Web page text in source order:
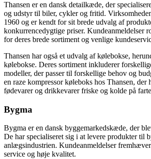
Thansen er en dansk detailkæde, der
og udstyr til biler, cykler og fritid.
1960 og er kendt for sit brede udvalg af
konkurrencedygtige priser. Kundeanmeldelser
for deres brede sortiment og venlige
Thansen har også et udvalg af kølebokse,
kølebokse. Deres sortiment inkluderer
modeller, der passer til forskellige behov og
en raze kompressor køleboks hos Thansen, der
fødevarer og drikkevarer friske og kolde på
Bygma
Bygma er en dansk byggemarkedskæde, der
De har specialiseret sig i at levere produkter til
anlægsindustrien. Kundeanmeldelser
service og høje kvalitet.